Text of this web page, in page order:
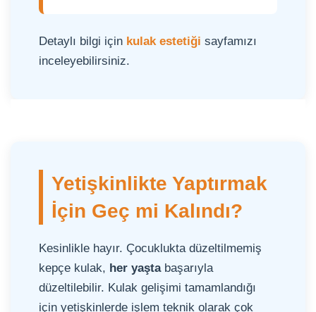
Detaylı bilgi için kulak estetiği sayfamızı
inceleyebilirsiniz.
Yetişkinlikte Yaptırmak
İçin Geç mi Kalındı?
Kesinlikle hayır. Çocuklukta düzeltilmemiş
kepçe kulak, her yaştabaşarıyla
düzeltilebilir. Kulak gelişimi tamamlandığı
için yetişkinlerde işlem teknik olarak çok